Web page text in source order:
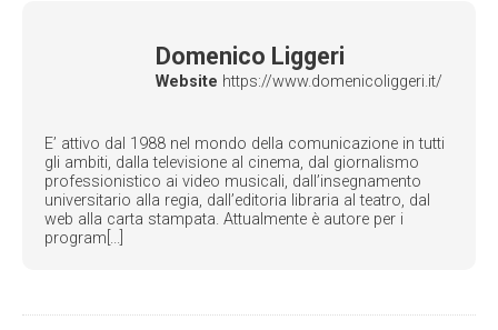
Domenico Liggeri
Website https://www.domenicoliggeri.it/
E’ attivo dal 1988 nel mondo della comunicazione in tutti
gli ambiti, dalla televisione al cinema, dal giornalismo
professionistico ai video musicali, dall’insegnamento
universitario alla regia, dall’editoria libraria al teatro, dal
web alla carta stampata. Attualmente è autore per i
program[...]